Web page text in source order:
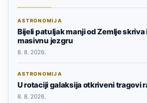
ASTRONOMIJA
Bijeli patuljak manji od Zemlje
masivnu jezgru
8. 8. 2026.
ASTRONOMIJA
U rotaciji galaksija otkriveni tragovi
8. 8. 2026.